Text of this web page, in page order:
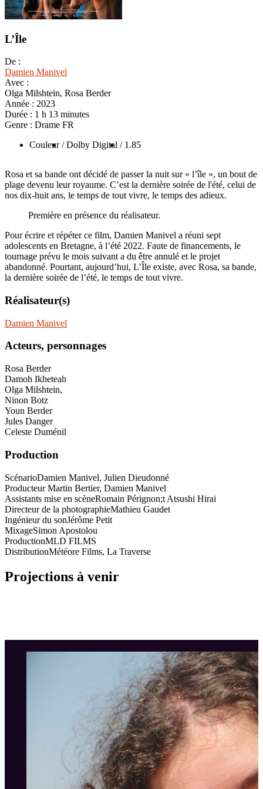
L’Île
De :
Damien Manivel
Avec :
Olga Milshtein, Rosa Berder
Année : 2023
Durée : 1 h 13 minutes
Genre : Drame FR
Couleur / Dolby Digital / 1.85
Rosa et sa bande ont décidé de passer la nuit sur « l’île », un bout de
plage devenu leur royaume. C’est la dernière soirée de l'été, celui de
nos dix-huit ans, le temps de tout vivre, le temps des adieux.
Première en présence du réalisateur.
Pour écrire et répéter ce film, Damien Manivel a réuni sept
adolescents en Bretagne, à l’été 2022. Faute de financements, le
tournage prévu le mois suivant a du être annulé et le projet
abandonné. Pourtant, aujourd’hui, L’Île existe, avec Rosa, sa bande,
la dernière soirée de l’été, le temps de tout vivre.
Réalisateur(s)
Damien Manivel
Acteurs, personnages
Rosa Berder
Damoh Ikheteah
Olga Milshtein,
Ninon Botz
Youn Berder
Jules Danger
Celeste Duménil
Production
ScénarioDamien Manivel, Julien Dieudonné
ProducteurMartin Bertier, Damien Manivel
Assistants mise en scèneRomain Pérignon;t Atsushi Hirai
Directeur de la photographieMathieu Gaudet
Ingénieur du sonJérôme Petit
MixageSimon Apostolou
ProductionMLD FILMS
DistributionMétéore Films, La Traverse
Projections à venir